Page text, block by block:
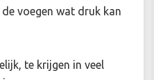
voegen wat druk kan
te krijgen in veel